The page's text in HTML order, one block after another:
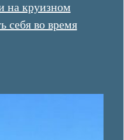
на круизном
себя во время